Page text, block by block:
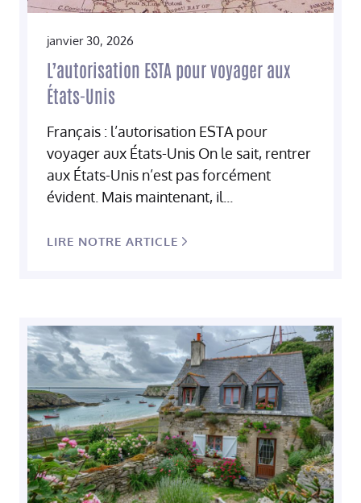
janvier 30, 2026
L’autorisation ESTA pour voyager aux
États-Unis
Français : l’autorisation ESTA pour
voyager aux États-Unis On le sait, rentrer
aux États-Unis n’est pas forcément
évident. Mais maintenant, il...
LIRE NOTRE ARTICLE